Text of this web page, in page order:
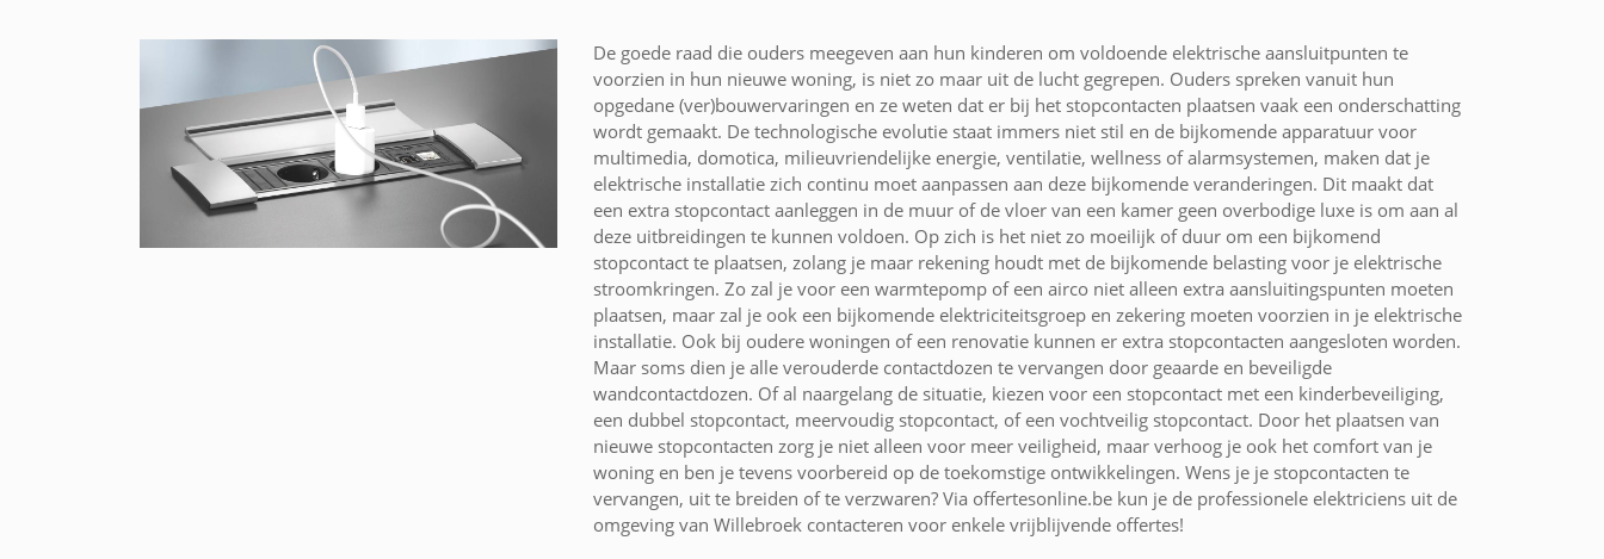
De goede raad die ouders meegeven aan hun kinderen om voldoende elektrische aansluitpunten te
voorzien in hun nieuwe woning, is niet zo maar uit de lucht gegrepen. Ouders spreken vanuit hun
opgedane (ver)bouwervaringen en ze weten dat er bij het stopcontacten plaatsen vaak een onderschatting
wordt gemaakt. De technologische evolutie staat immers niet stil en de bijkomende apparatuur voor
multimedia, domotica, milieuvriendelijke energie, ventilatie, wellness of alarmsystemen, maken dat je
elektrische installatie zich continu moet aanpassen aan deze bijkomende veranderingen. Dit maakt dat
een extra stopcontact aanleggen in de muur of de vloer van een kamer geen overbodige luxe is om aan al
deze uitbreidingen te kunnen voldoen. Op zich is het niet zo moeilijk of duur om een bijkomend
stopcontact te plaatsen, zolang je maar rekening houdt met de bijkomende belasting voor je elektrische
stroomkringen. Zo zal je voor een warmtepomp of een airco niet alleen extra aansluitingspunten moeten
plaatsen, maar zal je ook een bijkomende elektriciteitsgroep en zekering moeten voorzien in je elektrische
installatie. Ook bij oudere woningen of een renovatie kunnen er extra stopcontacten aangesloten worden.
Maar soms dien je alle verouderde contactdozen te vervangen door geaarde en beveiligde
wandcontactdozen. Of al naargelang de situatie, kiezen voor een stopcontact met een kinderbeveiliging,
een dubbel stopcontact, meervoudig stopcontact, of een vochtveilig stopcontact. Door het plaatsen van
nieuwe stopcontacten zorg je niet alleen voor meer veiligheid, maar verhoog je ook het comfort van je
woning en ben je tevens voorbereid op de toekomstige ontwikkelingen. Wens je je stopcontacten te
vervangen, uit te breiden of te verzwaren? Via offertesonline.be kun je de professionele elektriciens uit de
omgeving van Willebroek contacteren voor enkele vrijblijvende offertes!